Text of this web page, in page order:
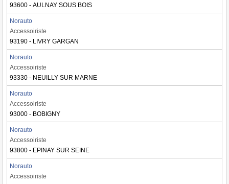
93600 - AULNAY SOUS BOIS
Norauto
Accessoiriste
93190 - LIVRY GARGAN
Norauto
Accessoiriste
93330 - NEUILLY SUR MARNE
Norauto
Accessoiriste
93000 - BOBIGNY
Norauto
Accessoiriste
93800 - EPINAY SUR SEINE
Norauto
Accessoiriste